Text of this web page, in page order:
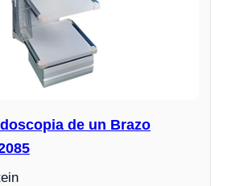
de un Brazo